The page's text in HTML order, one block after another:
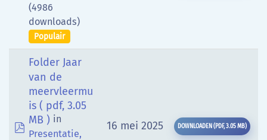
(4986
downloads)
Populair
pdf
Folder Jaar
van de
meervleermu
is ( pdf, 3.05
MB ) in
Presentatie,
16 mei 2025 DOWNLOADEN (PDF,3.05 MB)